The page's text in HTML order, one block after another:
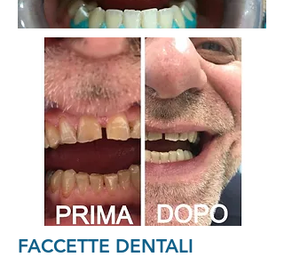
FACCETTE DENTALI